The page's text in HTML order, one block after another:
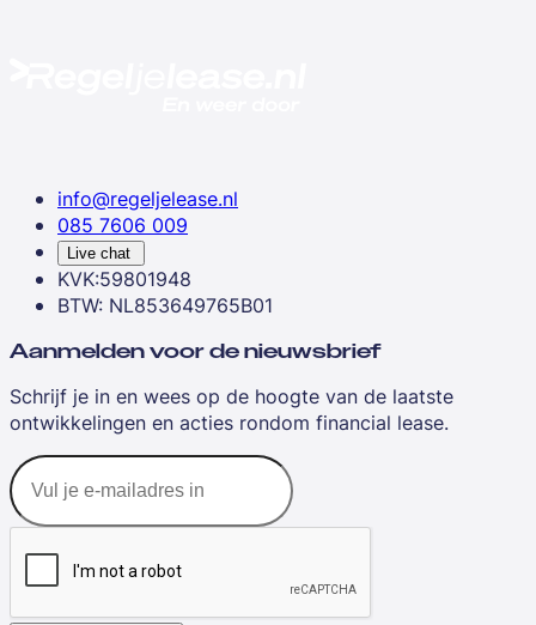
info@regeljelease.nl
085 7606 009
Live chat
KVK:59801948
BTW: NL853649765B01
Aanmelden voor de nieuwsbrief
Schrijf je in en wees op de hoogte van de laatste
ontwikkelingen en acties rondom financial lease.